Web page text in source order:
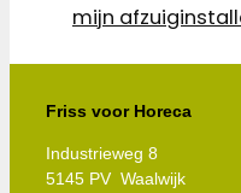
mijn
Friss voor Horeca
Industrieweg 8
5145 PV Waalwijk